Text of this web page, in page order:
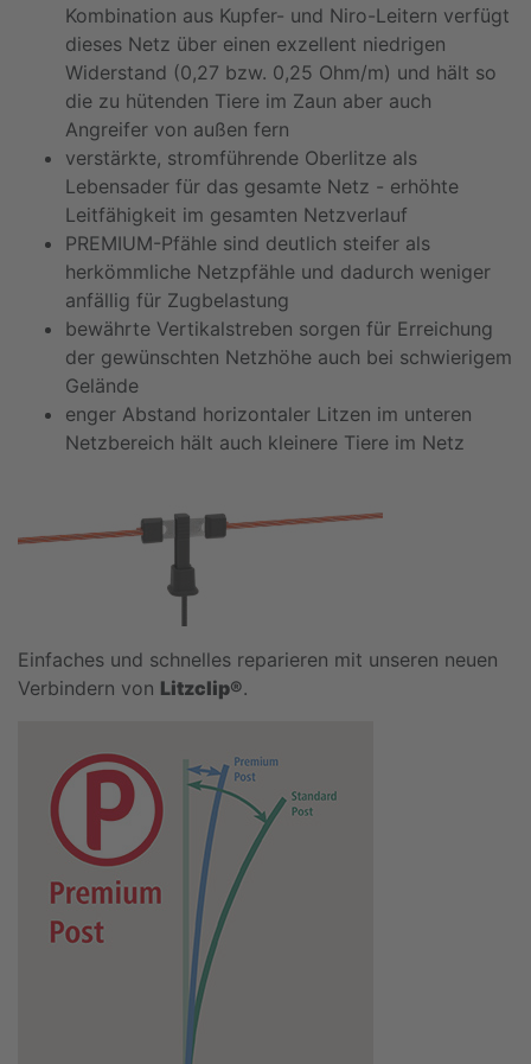
Kombination aus Kupfer- und Niro-Leitern verfügt
dieses Netz über einen exzellent niedrigen
Widerstand (0,27 bzw. 0,25 Ohm/m) und hält so
die zu hütenden Tiere im Zaun aber auch
Angreifer von außen fern
verstärkte, stromführende Oberlitze als
Lebensader für das gesamte Netz - erhöhte
Leitfähigkeit im gesamten Netzverlauf
PREMIUM-Pfähle sind deutlich steifer als
herkömmliche Netzpfähle und dadurch weniger
anfällig für Zugbelastung
bewährte Vertikalstreben sorgen für Erreichung
der gewünschten Netzhöhe auch bei schwierigem
Gelände
enger Abstand horizontaler Litzen im unteren
Netzbereich hält auch kleinere Tiere im Netz
Einfaches und schnelles reparieren mit unseren neuen
Verbindern von Litzclip®.